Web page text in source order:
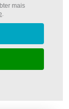
mais
.